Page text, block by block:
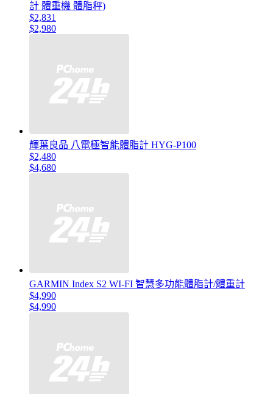
計 體重機 體脂秤)
$2,831
$2,980
輝葉良品 八電極智能體脂計 HYG-P100
$2,480
$4,680
GARMIN Index S2 WI-FI 智慧多功能體脂計/體重計
$4,990
$4,990